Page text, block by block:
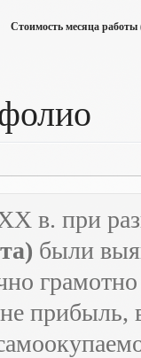
Стоимость месяца работы
в. при
были
прибыль,